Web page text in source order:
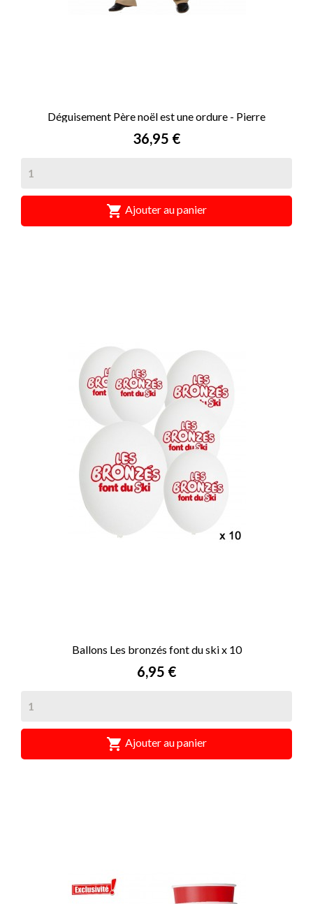
Déguisement Père noël est une ordure - Pierre
Prix
36,95 €
 Ajouter au panier
Ballons Les bronzés font du ski x 10
Prix
6,95 €
 Ajouter au panier